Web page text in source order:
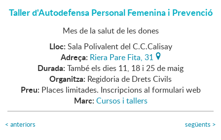
Taller d'Autodefensa Personal Femenina i Prevenció
Mes de la salut de les dones
Lloc: Sala Polivalent del C.C.Calisay
Adreça: Riera Pare Fita, 31
Durada: També els dies 11, 18 i 25 de maig
Organitza: Regidoria de Drets Civils
Preu: Places limitades. Inscripcions al formulari web
Marc: Cursos i tallers
< anteriors següents >